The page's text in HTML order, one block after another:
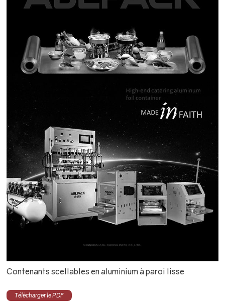
Contenants scellables en aluminium à paroi lisse
Télécharger le PDF